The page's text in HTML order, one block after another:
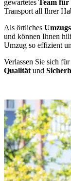
gewartetes Team für
Transport all Ihrer
Als örtliches
und können Ihnen
Umzug so effizient
Verlassen Sie sich
Qualität und